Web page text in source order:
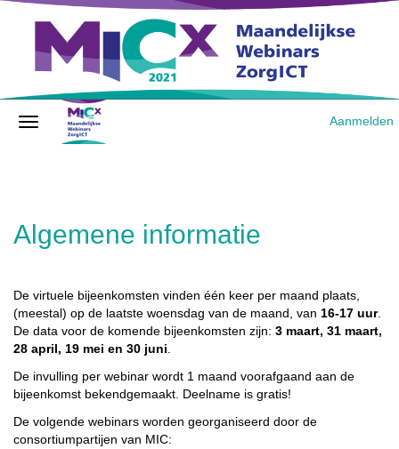
Aanmelden
Algemene informatie
De virtuele bijeenkomsten vinden één keer per maand plaats,
(meestal) op de laatste woensdag van de maand, van 16-17 uur.
De data voor de komende bijeenkomsten zijn: 3 maart, 31 maart,
28 april, 19 mei en 30 juni
De invulling per webinar wordt 1 maand voorafgaand aan de
bijeenkomst bekendgemaakt. Deelname is gratis!
De volgende webinars worden georganiseerd door de
consortiumpartijen van MIC: